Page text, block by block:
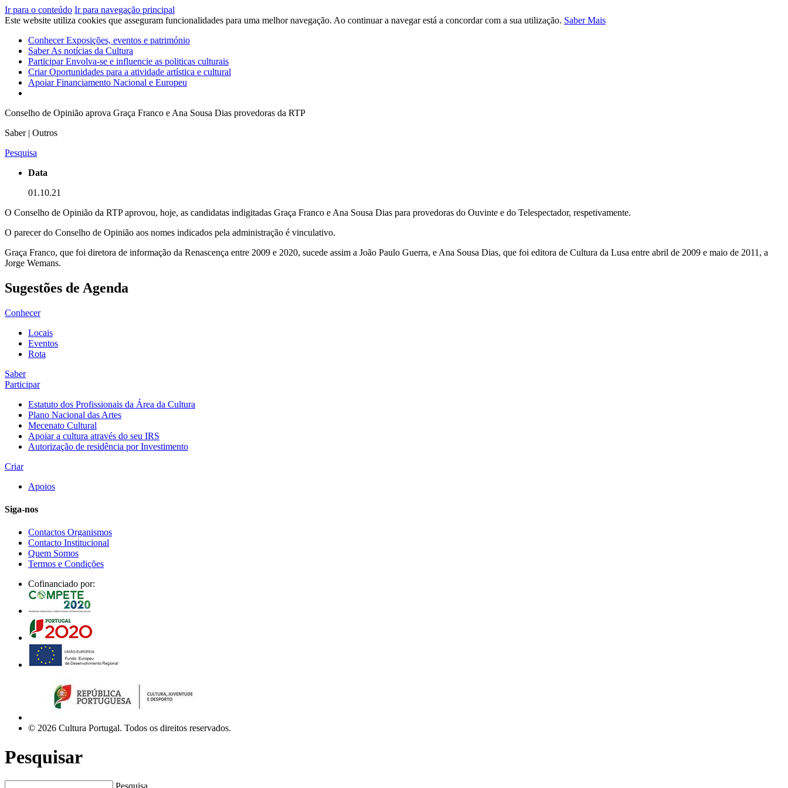
Ir para o conteúdo Ir para navegação principal
Este website utiliza cookies que asseguram funcionalidades para uma melhor navegação. Ao continuar a navegar está a concordar com a sua utilização. Saber Mais
ConhecerExposições, eventos e património
SaberAs notícias da Cultura
ParticiparEnvolva-se e influencie as politicas culturais
CriarOportunidades para a atividade artística e cultural
ApoiarFinanciamento Nacional e Europeu
Conselho de Opinião aprova Graça Franco e Ana Sousa Dias provedoras da RTP
Saber | Outros
Pesquisa
Data
01.10.21
O Conselho de Opinião da RTP aprovou, hoje, as candidatas indigitadas Graça Franco e Ana Sousa Dias para provedoras do Ouvinte e do Telespectador, respetivamente.
O parecer do Conselho de Opinião aos nomes indicados pela administração é vinculativo.
Graça Franco, que foi diretora de informação da Renascença entre 2009 e 2020, sucede assim a João Paulo Guerra, e Ana Sousa Dias, que foi editora de Cultura da Lusa entre abril de 2009 e maio de 2011, a
Jorge Wemans.
Sugestões de Agenda
Conhecer
Locais
Eventos
Rota
Saber
Participar
Estatuto dos Profissionais da Área da Cultura
Plano Nacional das Artes
Mecenato Cultural
Apoiar a cultura através do seu IRS
Autorização de residência por Investimento
Criar
Apoios
Siga-nos
Contactos Organismos
Contacto Institucional
Quem Somos
Termos e Condições
Cofinanciado por:
© 2026 Cultura Portugal. Todos os direitos reservados.
Pesquisar